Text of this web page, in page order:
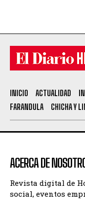
INICIO ACTUALIDAD
FARANDULA
CHICHA Y
ACERCA DE
Revista digital de
social, eventos